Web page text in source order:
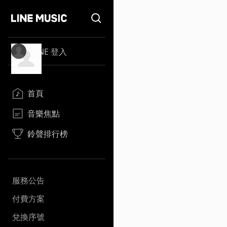
LINE 登入
首頁
音樂焦點
鈴聲排行榜
服務公告
付費方案
兌換序號